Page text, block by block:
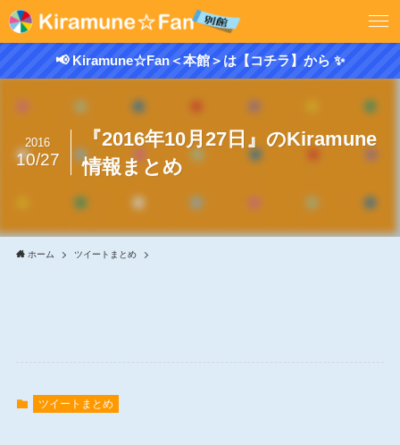
📢 Kiramune☆Fan＜本館＞は【コチラ】から ✨
『2016年10月27日』のKiramune
情報まとめ
2016
10/27
ホーム ツイートまとめ
ツイートまとめ